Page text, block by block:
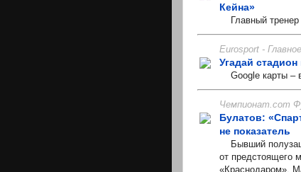
Кейна»
Главный тренер
Eurosport -
Угадай
Google карты –
Чемпионат.com
Булатов:
не показатель
Бывший
от предстоящего
«Краснодаром».